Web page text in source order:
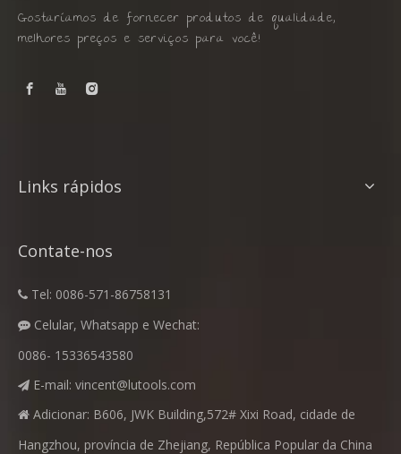
Gostaríamos de fornecer produtos de qualidade,
melhores preços e serviços para você!
Links rápidos
Contate-nos
 Tel: 0086-571-86758131
 Celular, Whatsapp e Wechat:
0086- 15336543580
 E-mail: vincent@lutools.com
 Adicionar: B606, JWK Building,572# Xixi Road, cidade de
Hangzhou, província de Zhejiang, República Popular da China